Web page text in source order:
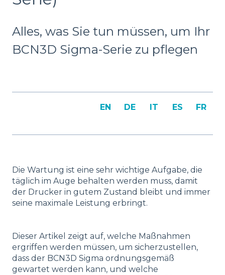
Alles, was Sie tun müssen, um Ihr
BCN3D Sigma-Serie zu pflegen
EN DE IT ES FR
Die Wartung ist eine sehr wichtige Aufgabe, die
täglich im Auge behalten werden muss, damit
der Drucker in gutem Zustand bleibt und immer
seine maximale Leistung erbringt.
Dieser Artikel zeigt auf, welche Maßnahmen
ergriffen werden müssen, um sicherzustellen,
dass der BCN3D Sigma ordnungsgemäß
gewartet werden kann, und welche